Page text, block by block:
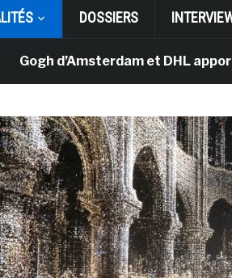
DOSSIERS
et DHL apportent